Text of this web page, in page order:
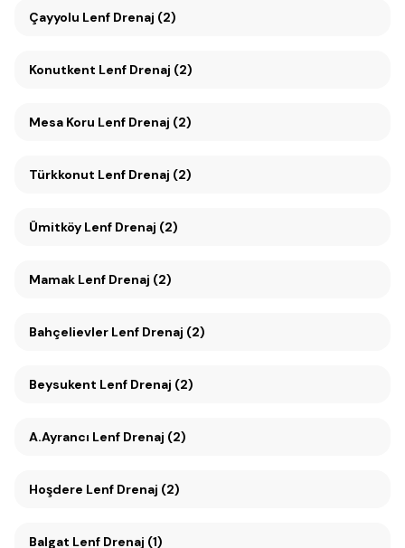
Çayyolu Lenf Drenaj (2)
Konutkent Lenf Drenaj (2)
Mesa Koru Lenf Drenaj (2)
Türkkonut Lenf Drenaj (2)
Ümitköy Lenf Drenaj (2)
Mamak Lenf Drenaj (2)
Bahçelievler Lenf Drenaj (2)
Beysukent Lenf Drenaj (2)
A.Ayrancı Lenf Drenaj (2)
Hoşdere Lenf Drenaj (2)
Balgat Lenf Drenaj (1)